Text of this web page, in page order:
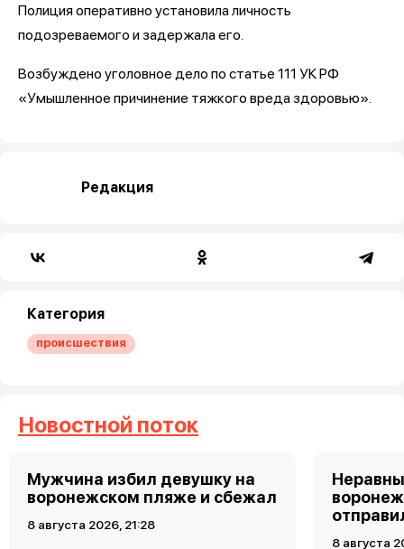
Полиция оперативно установила личность
подозреваемого и задержала его.
Возбуждено уголовное дело по статье 111 УК РФ
«Умышленное причинение тяжкого вреда здоровью».
Редакция
Категория
происшествия
Новостной поток
Мужчина избил девушку на
воронежском пляже и сбежал
8 августа 2026, 21:28
8 августа